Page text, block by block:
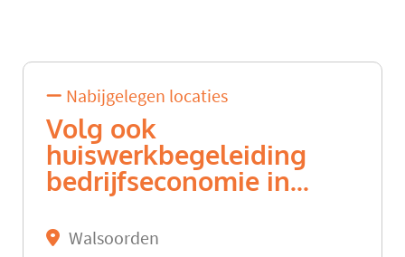
Nabijgelegen locaties
Volg ook
huiswerkbegeleiding
bedrijfseconomie in...
Walsoorden